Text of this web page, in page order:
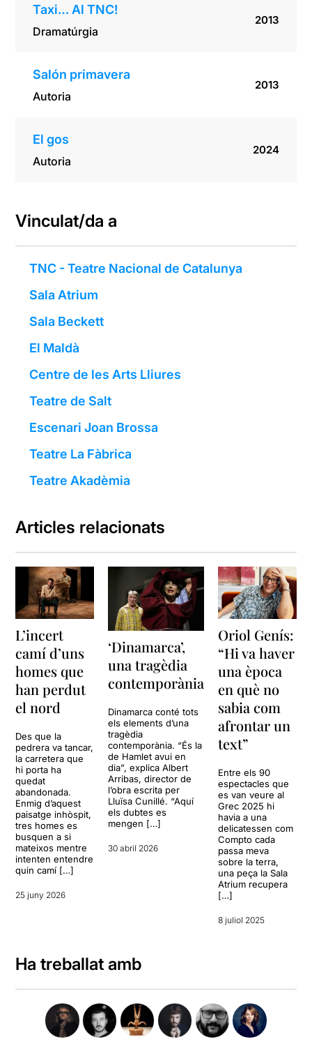
Taxi… Al TNC!
Dramatúrgia
2013
Salón primavera
Autoria
2013
El gos
Autoria
2024
Vinculat/da a
TNC - Teatre Nacional de Catalunya
Sala Atrium
Sala Beckett
El Maldà
Centre de les Arts Lliures
Teatre de Salt
Escenari Joan Brossa
Teatre La Fàbrica
Teatre Akadèmia
Articles relacionats
L’incert
camí d’uns
homes que
han perdut
el nord
Des que la
pedrera va tancar,
la carretera que
hi porta ha
quedat
abandonada.
Enmig d’aquest
paisatge inhòspit,
tres homes es
busquen a si
mateixos mentre
intenten entendre
quin camí […]
25 juny 2026
‘Dinamarca’,
una tragèdia
contemporània
Dinamarca conté tots
els elements d’una
tragèdia
contemporània. “És la
de Hamlet avui en
dia”, explica Albert
Arribas, director de
l’obra escrita per
Lluïsa Cunillé. “Aquí
els dubtes es
mengen […]
30 abril 2026
Oriol Genís:
“Hi va haver
una època
en què no
sabia com
afrontar un
text”
Entre els 90
espectacles que
es van veure al
Grec 2025 hi
havia a una
delicatessen com
Compto cada
passa meva
sobre la terra,
una peça la Sala
Atrium recupera
[…]
8 juliol 2025
Ha treballat amb